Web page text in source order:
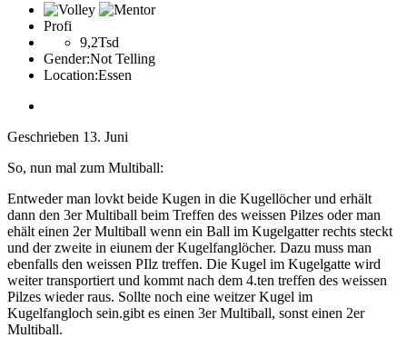
Profi
9,2Tsd
Gender:Not Telling
Location:Essen
Geschrieben 13. Juni
So, nun mal zum Multiball:
Entweder man lovkt beide Kugen in die Kugellöcher und erhält
dann den 3er Multiball beim Treffen des weissen Pilzes oder man
ehält einen 2er Multiball wenn ein Ball im Kugelgatter rechts steckt
und der zweite in eiunem der Kugelfanglöcher. Dazu muss man
ebenfalls den weissen PIlz treffen. Die Kugel im Kugelgatte wird
weiter transportiert und kommt nach dem 4.ten treffen des weissen
Pilzes wieder raus. Sollte noch eine weitzer Kugel im
Kugelfangloch sein.gibt es einen 3er Multiball, sonst einen 2er
Multiball.